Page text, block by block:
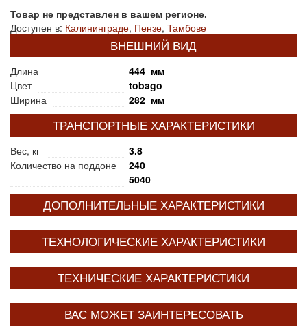
Товар не представлен в вашем регионе.
Доступен в: Калининграде, Пензе, Тамбове
ВНЕШНИЙ ВИД
Длина
444 мм
Цвет
tobago
Ширина
282 мм
ТРАНСПОРТНЫЕ ХАРАКТЕРИСТИКИ
Вес, кг
3.8
Количество на поддоне
240
5040
ДОПОЛНИТЕЛЬНЫЕ ХАРАКТЕРИСТИКИ
ТЕХНОЛОГИЧЕСКИЕ ХАРАКТЕРИСТИКИ
ТЕХНИЧЕСКИЕ ХАРАКТЕРИСТИКИ
ВАС МОЖЕТ ЗАИНТЕРЕСОВАТЬ